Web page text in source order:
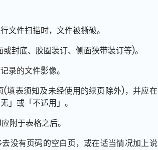
文件扫描时，文件被撕破。
封底、胶圈装订、侧面狭带装订等)。
录的文件影像。
填表须知及未经使用的续页除外)，并应在
」或「不适用」。
附于表格之后。
没有页码的空白页，或在适当情况加上说